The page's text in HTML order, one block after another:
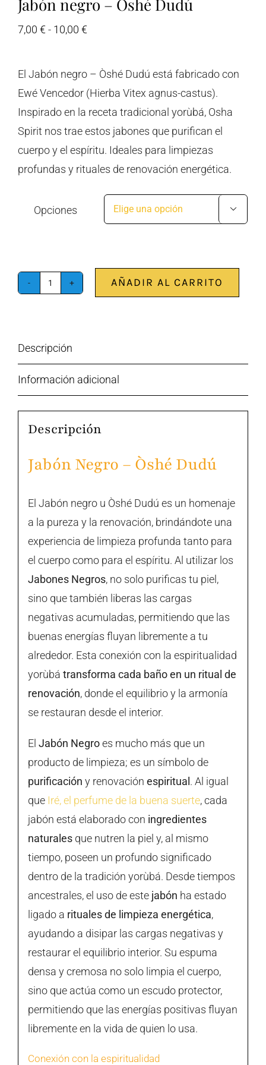
Jabón negro – Òshé Dudú
7,00 €- 10,00 €Rango
precios:
desde
10,00 €
El Jabón negro – Òshé Dudú está fabricado con
Ewé Vencedor (Hierba Vitex agnus-castus).
Inspirado en la receta tradicional yorùbá, Osha
Spirit nos trae estos jabones que purifican el
cuerpo y el espíritu. Ideales para limpiezas
profundas y rituales de renovación energética.
Opciones 
Jabón
Òshé
Dudú
cantidad
AÑADIR AL CARRITO
Descripción
Información adicional
Descripción
Jabón Negro – Òshé Dudú
El Jabón negro u Òshé Dudú es un homenaje
a la pureza y la renovación, brindándote una
experiencia de limpieza profunda tanto para
el cuerpo como para el espíritu. Al utilizar los
Jabones Negros, no solo purificas tu piel,
sino que también liberas las cargas
negativas acumuladas, permitiendo que las
buenas energías fluyan libremente a tu
alrededor. Esta conexión con la espiritualidad
yorùbá transforma cada baño en un ritual de
renovación, donde el equilibrio y la armonía
se restauran desde el interior.
El Jabón Negroes mucho más que un
producto de limpieza; es un símbolo de
purificación y renovación espiritual . Al igual
queIré, el perfume de la buena suerte, cada
jabón está elaborado con ingredientes
naturalesque nutren la piel y, al mismo
tiempo, poseen un profundo significado
dentro de la tradición yorùbá. Desde tiempos
ancestrales, el uso de este jabón ha estado
ligado a rituales de limpieza energética,
ayudando a disipar las cargas negativas y
restaurar el equilibrio interior. Su espuma
densa y cremosa no solo limpia el cuerpo,
sino que actúa como un escudo protector,
permitiendo que las energías positivas fluyan
libremente en la vida de quien lo usa.
Conexión con la espiritualidad